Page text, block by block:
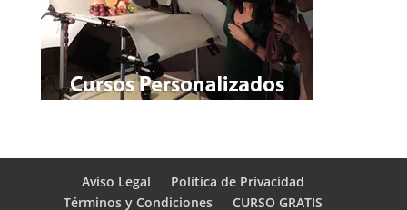
Aviso Legal
Política de Privacidad
Términos y Condiciones
CURSO GRATIS